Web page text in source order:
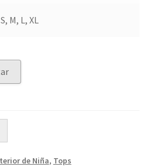
S, M, L, XL
de Niña, Tops